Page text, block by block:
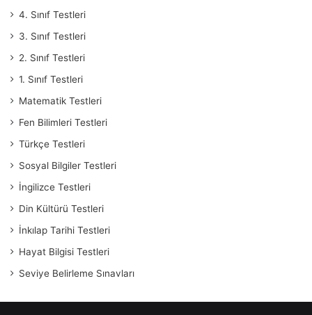
4. Sınıf Testleri
3. Sınıf Testleri
2. Sınıf Testleri
1. Sınıf Testleri
Matematik Testleri
Fen Bilimleri Testleri
Türkçe Testleri
Sosyal Bilgiler Testleri
İngilizce Testleri
Din Kültürü Testleri
İnkılap Tarihi Testleri
Hayat Bilgisi Testleri
Seviye Belirleme Sınavları